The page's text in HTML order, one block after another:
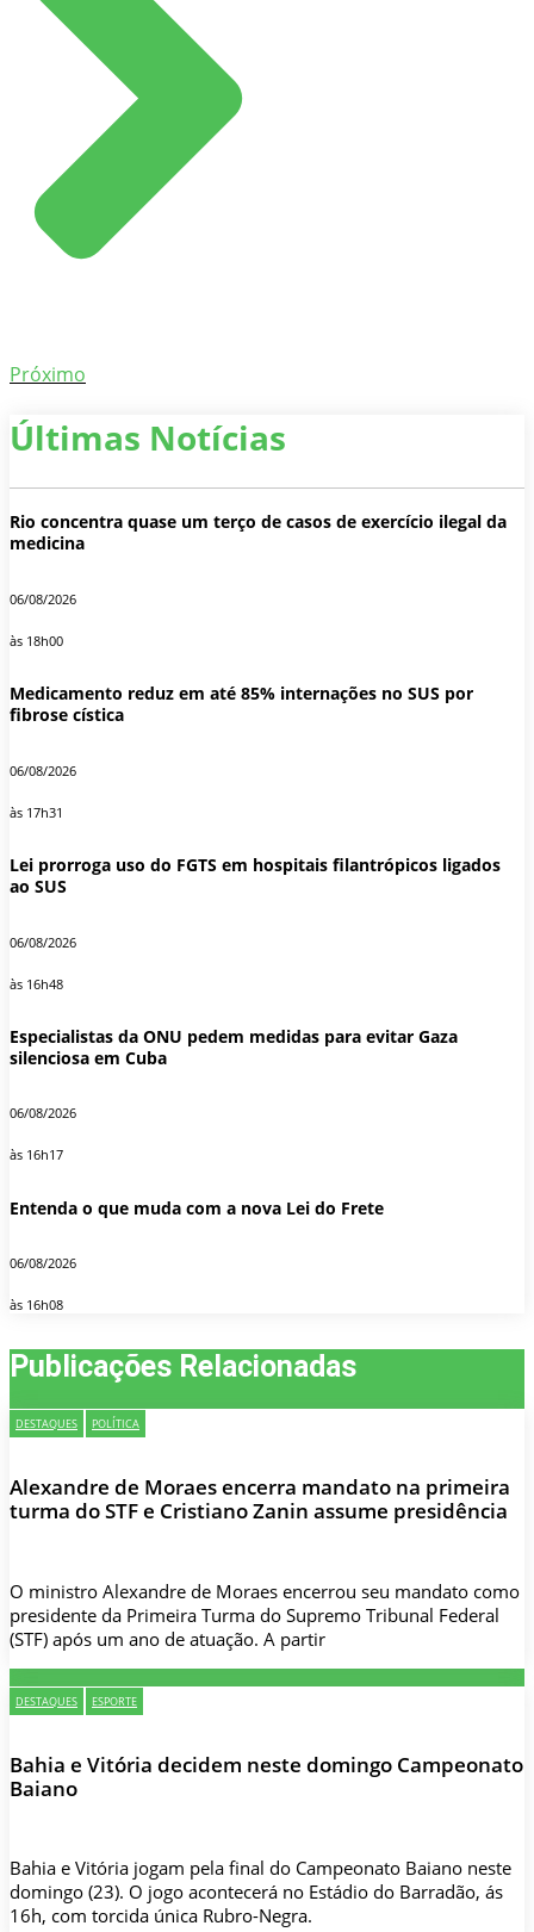
Próximo
Últimas Notícias
Rio concentra quase um terço de casos de exercício ilegal da
medicina
06/08/2026
às 18h00
Medicamento reduz em até 85% internações no SUS por
fibrose cística
06/08/2026
às 17h31
Lei prorroga uso do FGTS em hospitais filantrópicos ligados
ao SUS
06/08/2026
às 16h48
Especialistas da ONU pedem medidas para evitar Gaza
silenciosa em Cuba
06/08/2026
às 16h17
Entenda o que muda com a nova Lei do Frete
06/08/2026
às 16h08
Publicações Relacionadas
DESTAQUES POLÍTICA
Alexandre de Moraes encerra mandato na primeira
turma do STF e Cristiano Zanin assume presidência
O ministro Alexandre de Moraes encerrou seu mandato como
presidente da Primeira Turma do Supremo Tribunal Federal
(STF) após um ano de atuação. A partir
DESTAQUES ESPORTE
Bahia e Vitória decidem neste domingo Campeonato
Baiano
Bahia e Vitória jogam pela final do Campeonato Baiano neste
domingo (23). O jogo acontecerá no Estádio do Barradão, ás
16h, com torcida única Rubro-Negra.